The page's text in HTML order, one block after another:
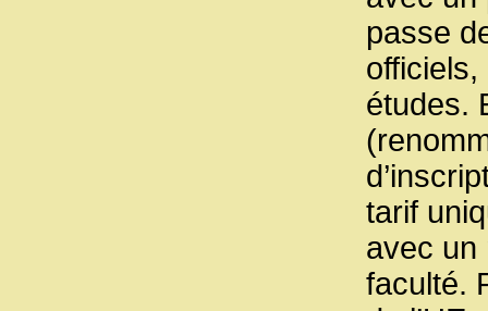
passe
études.
tarif
avec un
faculté.